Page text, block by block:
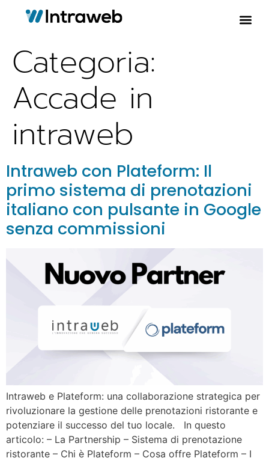
Categoria:
Accade in
intraweb
Intraweb con Plateform: Il
primo sistema di prenotazioni
italiano con pulsante in Google
senza commissioni
Intraweb e Plateform: una collaborazione strategica per
rivoluzionare la gestione delle prenotazioni ristorante e
potenziare il successo del tuo locale. In questo
articolo: – La Partnership – Sistema di prenotazione
ristorante – Chi è Plateform – Cosa offre Plateform – I